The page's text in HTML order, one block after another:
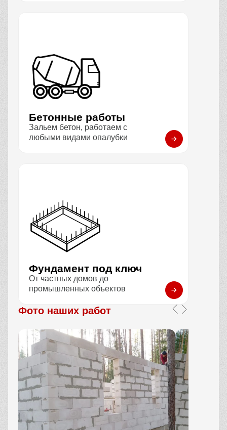
Бетонные работы
Зальем бетон, работаем с
любыми видами опалубки
Фундамент под ключ
От частных домов до
промышленных объектов
Фото наших работ